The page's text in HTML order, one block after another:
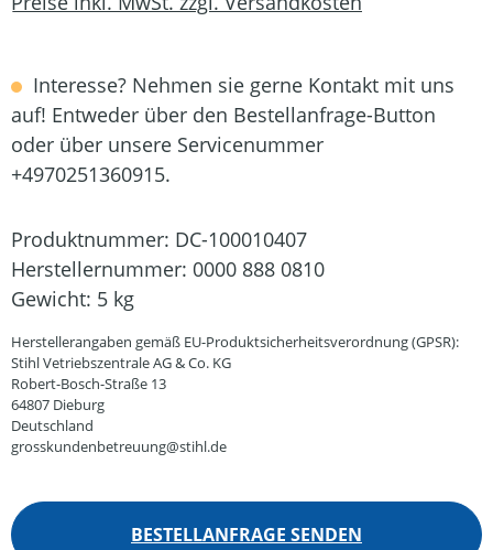
Interesse? Nehmen sie gerne Kontakt mit uns
auf! Entweder über den Bestellanfrage-Button
oder über unsere Servicenummer
+4970251360915.
Produktnummer: DC-100010407
Herstellernummer: 0000 888 0810
Gewicht: 5 kg
Herstellerangaben gemäß EU-Produktsicherheitsverordnung (GPSR):
Stihl Vetriebszentrale AG & Co. KG
Robert-Bosch-Straße 13
64807 Dieburg
Deutschland
grosskundenbetreuung@stihl.de
BESTELLANFRAGE SENDEN